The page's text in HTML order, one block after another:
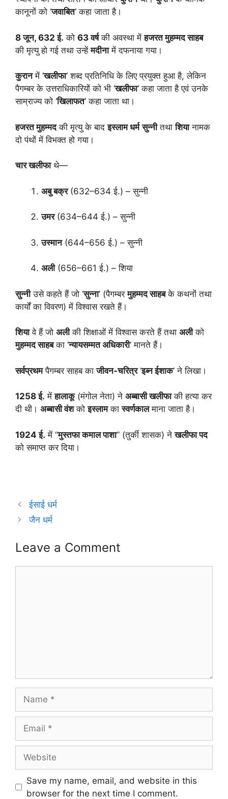
कानूनों को ‘जवाबित‘ कहा जाता है।
8 जून, 632 ई. को 63 वर्षकी अवस्था मेंहजरत मुहम्मद साहब
की मृत्यु हो गई तथा उन्हेंमदीनामें दफनाया गया।
कुरानमें ‘खलीफा‘ शब्द प्रतिनिधि के लिए प्रयुक्त हुआ है, लेकिन
पैगम्बर के उत्तराधिकारियों को भी ‘खलीफा‘ कहा जाता है एवं उनके
साम्राज्य को ‘खिलाफत‘ कहा जाता था।
हजरत मुहम्मदकी मृत्यु के बादइस्लाम धर्म सुन्नीतथाशियानामक
दो पंथों में विभक्त हो गया।
चार खलीफाथे—
अबु बक्र(632–634 ई.) – सुन्नी
उमर(634–644 ई.) – सुन्नी
उस्मान(644–656 ई.) – सुन्नी
अली(656–661 ई.) – शिया
सुन्नीउसे कहते हैं जो ‘सुन्ना‘ (पैगम्बरमुहम्मद साहबके कथनों तथा
कार्यों का विवरण) में विश्वास रखते हैं।
शियावे हैं जो अलीकी शिक्षाओं में विश्वास करते हैं तथा अलीको
मुहम्मद साहबका ‘न्यायसम्मत अधिकारी‘ मानते हैं।
सर्वप्रथमपैगम्बर साहब काजीवन-चरित्र‘इब्न ईशाक‘ ने लिखा।
1258 ई. मेंहालाकू(मंगोल नेता) ने अब्बासी खलीफाकी हत्या कर
दी थी। अब्बासी वंशकोइस्लामकास्वर्णकालमाना जाता है।
1924 ई. में “मुस्तफा कमाल पाशा” (तुर्की शासक) नेखलीफा पद
को समाप्त कर दिया।
ईसाई धर्म
जैन धर्म
Leave a Comment
Save my name, email, and website in this
browser for the next time I comment.